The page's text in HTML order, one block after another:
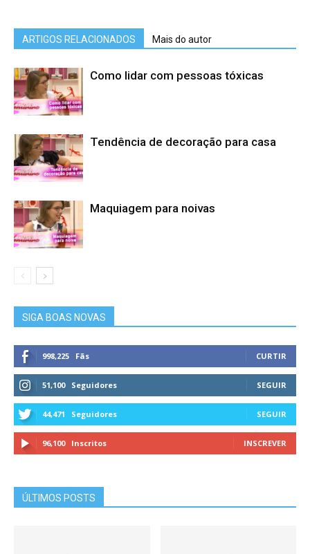
ARTIGOS RELACIONADOS Mais do autor
Como lidar com pessoas tóxicas
Tendência de decoração para casa
Maquiagem para noivas
SIGA BOAS NOVAS
998,225 Fãs CURTIR
51,100 Seguidores SEGUIR
44,471 Seguidores SEGUIR
96,100 Inscritos INSCREVER
ÚLTIMOS POSTS